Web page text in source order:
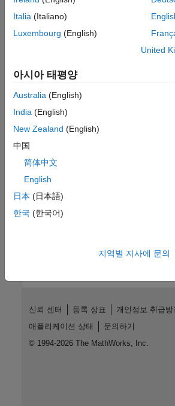
reallog 음이 아닌 실수 배열에 대
realpow Array power for real-only
음이 아닌 실수 배열에 대
sqrt 제곱근
도움말 항목
거듭제곱과 지수
여기에서는 다양한 방식으로 행렬 거듭
계산하는 방법을 보여줍니다.
그래픽 방식의 지수 함수 비교
이 예제에서는 재밌게도 그래픽 접근 방
큰지를 알아봅니다.
Italia (Italiano)
Luxembourg (English)
United
아시아 태평양
Australia (English)
India (English)
New Zealand (English)
中国
简体中文
English
日本 (日本語)
한국 (한국어)
지역별 지사에 문의
신뢰 센터 등록 상표 개인정보 취급방
애플리케이션 상태
문의하기
© 1994-2026 The MathWorks, Inc.